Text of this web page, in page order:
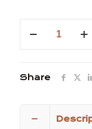
Torso
y
sesiones
Share